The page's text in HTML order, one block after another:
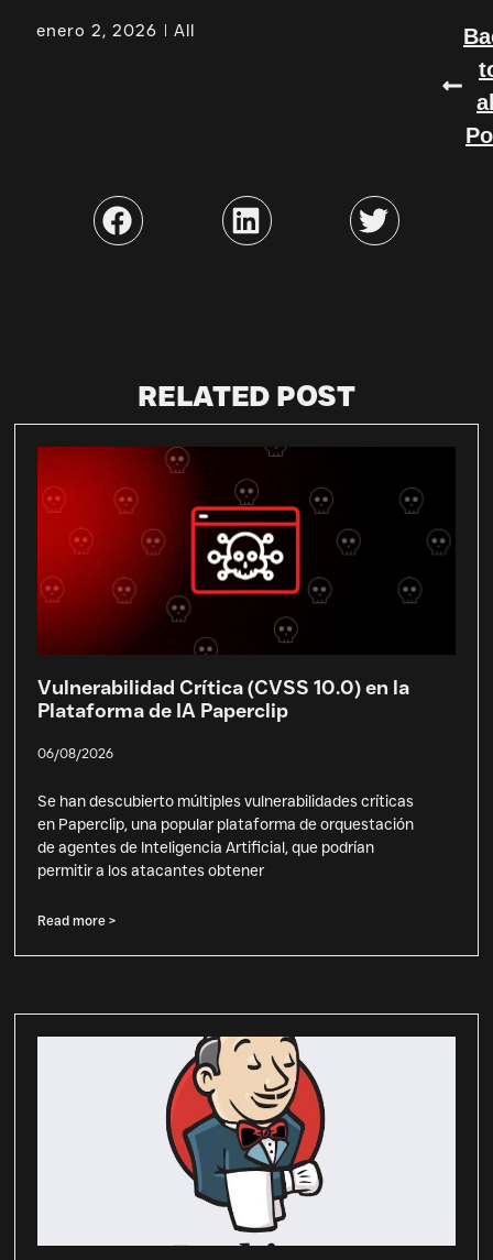
enero 2, 2026 All
RELATED POST
Vulnerabilidad Crítica (CVSS 10.0) en la
Plataforma de IA Paperclip
06/08/2026
Se han descubierto múltiples vulnerabilidades críticas
en Paperclip, una popular plataforma de orquestación
de agentes de Inteligencia Artificial, que podrían
permitir a los atacantes obtener
Read more >